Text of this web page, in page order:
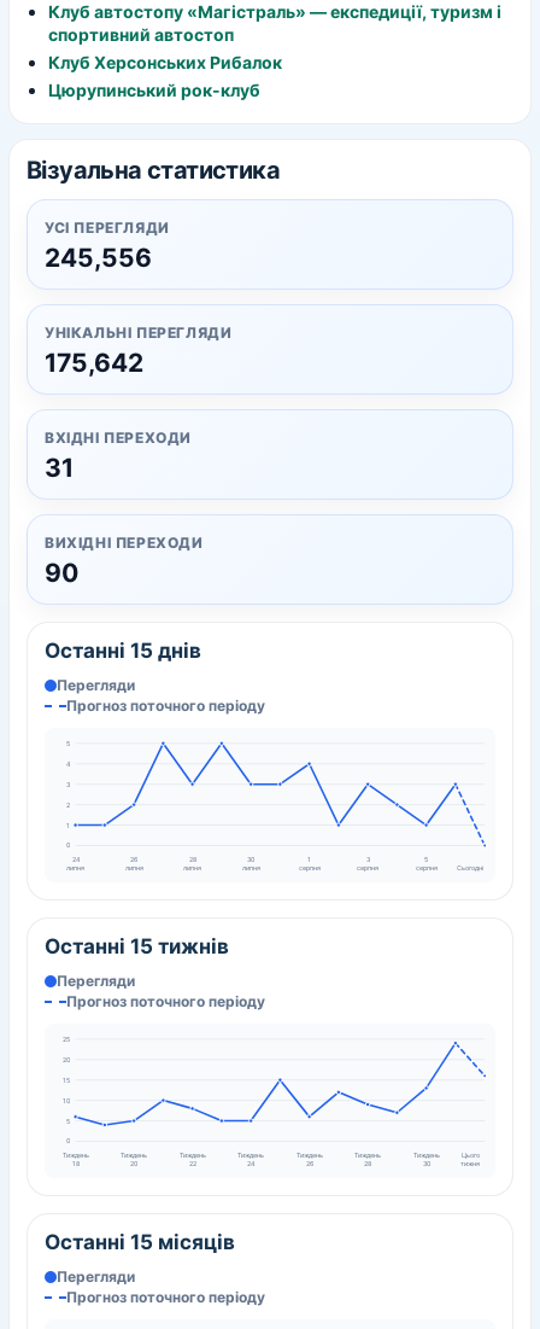
Клуб автостопу «Магістраль» — експедиції, туризм і
спортивний автостоп
Клуб Херсонських Рибалок
Цюрупинський рок-клуб
Візуальна статистика
УСІ ПЕРЕГЛЯДИ
245,556
УНІКАЛЬНІ ПЕРЕГЛЯДИ
175,642
ВХІДНІ ПЕРЕХОДИ
31
ВИХІДНІ ПЕРЕХОДИ
90
Останні 15 днів
Перегляди
Прогноз поточного періоду
5
4
3
2
1
0
24
липня
26
липня
28
липня
30
липня
1
серпня
3
серпня
5
серпня Сьогодні
Останні 15 тижнів
Перегляди
Прогноз поточного періоду
25
20
15
10
5
0
Тиждень
18
Тиждень
20
Тиждень
22
Тиждень
24
Тиждень
26
Тиждень
28
Тиждень
30
Цього
тижня
Останні 15 місяців
Перегляди
Прогноз поточного періоду